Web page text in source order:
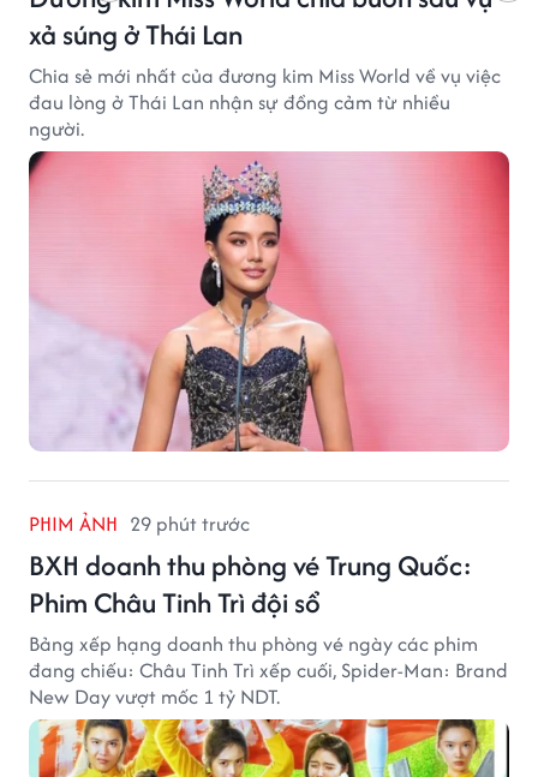
xả súng ở Thái Lan
Chia sẻ mới nhất của đương kim Miss World về vụ việc
đau lòng ở Thái Lan nhận sự đồng cảm từ nhiều
người.
PHIM ẢNH 29 phút trước
BXH doanh thu phòng vé Trung Quốc:
Phim Châu Tinh Trì đội sổ
Bảng xếp hạng doanh thu phòng vé ngày các phim
đang chiếu: Châu Tinh Trì xếp cuối, Spider-Man: Brand
New Day vượt mốc 1 tỷ NDT.